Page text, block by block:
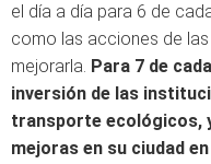
el día a día para 6 de
como las acciones de
mejorarla. Para 7 de
inversión de las
transporte ecológicos,
mejoras en su ciudad